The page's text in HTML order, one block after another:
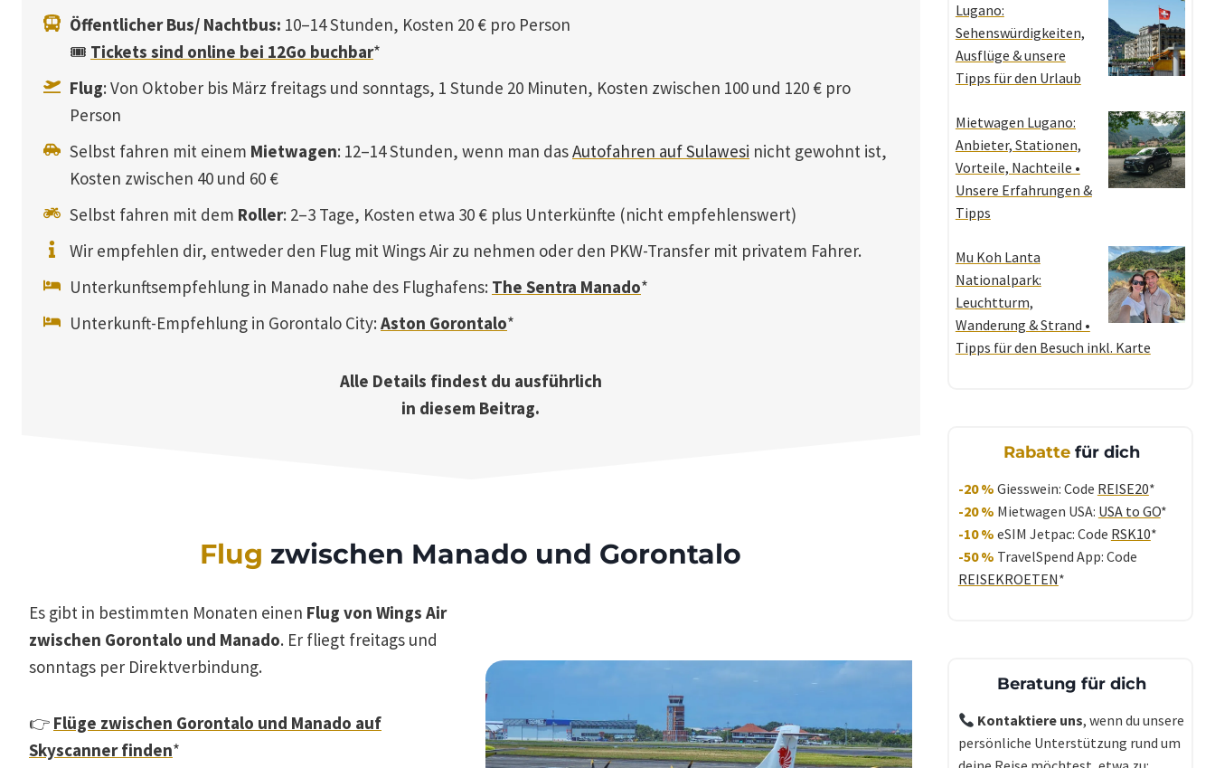
Öffentlicher Bus/ Nachtbus: 10–14 Stunden, Kosten 20 € pro Person
🎟️ Tickets sind online bei 12Go buchbar*
Flug: Von Oktober bis März freitags und sonntags, 1 Stunde 20 Minuten, Kosten zwischen 100 und 120 € pro
Person
Selbst fahren mit einem Mietwagen: 12–14 Stunden, wenn man dasAutofahren auf Sulawesi nicht gewohnt ist,
Kosten zwischen 40 und 60 €
Selbst fahren mit dem Roller: 2–3 Tage, Kosten etwa 30 € plus Unterkünfte (nicht empfehlenswert)
Wir empfehlen dir, entweder den Flug mit Wings Air zu nehmen oder den PKW-Transfer mit privatem Fahrer.
Unterkunftsempfehlung in Manado nahe des Flughafens: The Sentra Manado*
Unterkunft-Empfehlung in Gorontalo City: Aston Gorontalo*
Alle Details findest du ausführlich
in diesem Beitrag.
Flug zwischen Manado und Gorontalo
Es gibt in bestimmten Monaten einen Flug von Wings Air
zwischen Gorontalo und Manado. Er fliegt freitags und
sonntags per Direktverbindung.
👉 Flüge zwischen Gorontalo und Manado auf
Skyscanner finden*
Lugano:
Sehenswürdigkeiten,
Ausflüge & unsere
Tipps für den Urlaub
Mietwagen Lugano:
Anbieter, Stationen,
Vorteile, Nachteile •
Unsere Erfahrungen &
Tipps
Mu Koh Lanta
Nationalpark:
Leuchtturm,
Wanderung & Strand •
Tipps für den Besuch inkl. Karte
Rabatte für dich
-20 % Giesswein: Code REISE20*
-20 % Mietwagen USA: USA to GO*
-10 % eSIM Jetpac: Code RSK10*
-50 % TravelSpend App: Code
REISEKROETEN*
Beratung für dich
Kontaktiere uns, wenn du unsere
persönliche Unterstützung rund um